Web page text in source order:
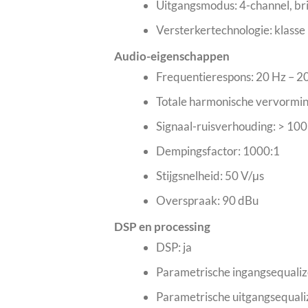
Uitgangsmodus: 4-channel,
Versterkertechnologie: klasse
Audio-eigenschappen
Frequentierespons: 20 Hz –
Totale harmonische
Signaal-ruisverhouding: >
Dempingsfactor: 1000:1
Stijgsnelheid: 50 V/μs
Overspraak: 90 dBu
DSP en processing
DSP: ja
Parametrische
Parametrische